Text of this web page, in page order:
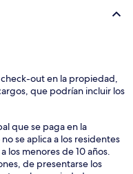
out en la propiedad,
que podrían incluir los
que se paga en la
se aplica a los residentes
los menores de 10 años.
de presentarse los